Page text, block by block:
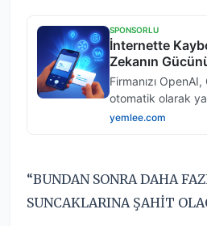
“BUNDAN SONRA DAHA
SUNCAKLARINA ŞAHİT